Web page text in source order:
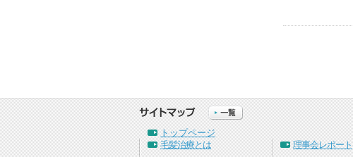
トップページ
毛髪治療とは
理事会レポート